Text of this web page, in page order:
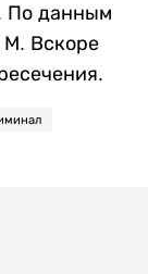
По данным
М. Вскоре